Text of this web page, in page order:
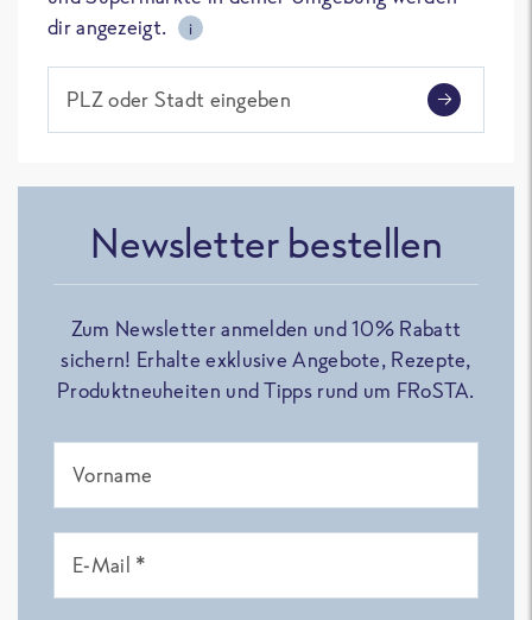
dir angezeigt.
i
PLZ oder Stadt eingeben
Newsletter bestellen
Zum Newsletter anmelden und 10% Rabatt
sichern! Erhalte exklusive Angebote, Rezepte,
Produktneuheiten und Tipps rund um FRoSTA.
Vorname
E-Mail *